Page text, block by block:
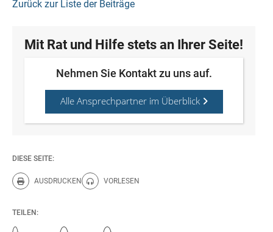
Zurück zur Liste der Beiträge
Mit Rat und Hilfe stets an Ihrer Seite!
Nehmen Sie Kontakt zu uns auf.
Alle Ansprechpartner im Überblick
DIESE SEITE:
AUSDRUCKEN
Diese Seite drucken.
VORLESEN
Diese Seite vorlesen.
TEILEN: